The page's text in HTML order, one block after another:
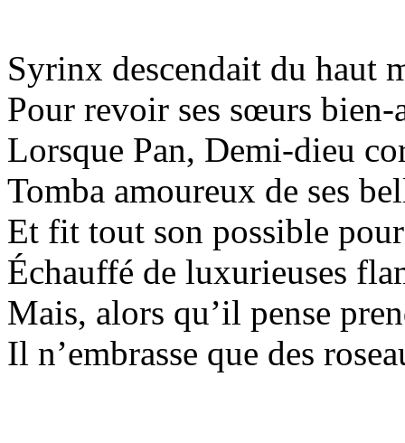
Syrinx descendait du haut
Pour revoir ses sœurs bien-
Lorsque Pan, Demi-dieu
Tomba amoureux de ses
Et fit tout son possible
Échauffé de luxurieuses
Mais, alors qu’il pense
Il n’embrasse que des